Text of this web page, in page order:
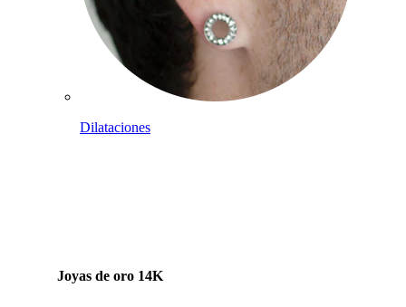
Dilataciones
Joyas de oro 14K